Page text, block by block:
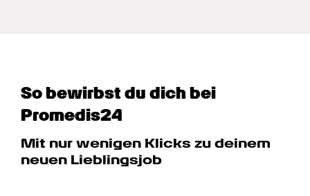
So bewirbst du dich bei
Promedis24
Mit nur wenigen Klicks zu deinem
neuen Lieblingsjob